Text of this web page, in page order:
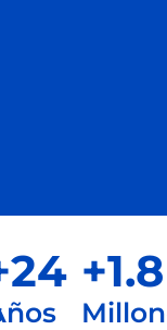
24 +1.8